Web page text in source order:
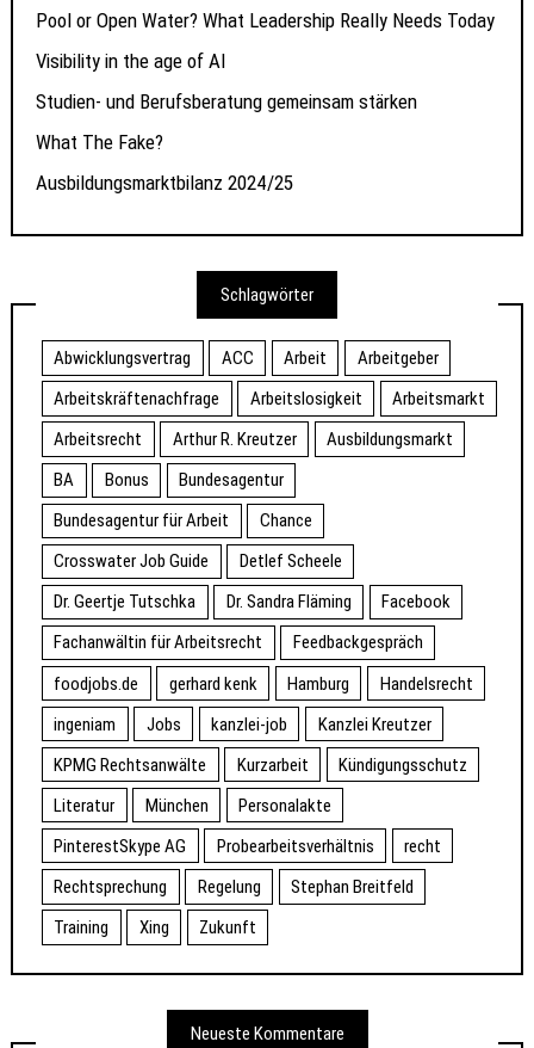
Pool or Open Water? What Leadership Really Needs Today
Visibility in the age of AI
Studien- und Berufsberatung gemeinsam stärken
What The Fake?
Ausbildungsmarktbilanz 2024/25
Schlagwörter
Abwicklungsvertrag ACC Arbeit
Arbeitgeber
Arbeitskräftenachfrage
Arbeitslosigkeit
Arbeitsmarkt
Arbeitsrecht
Arthur R. Kreutzer
Ausbildungsmarkt
BA
Bonus
Bundesagentur
Bundesagentur für Arbeit
Chance
Crosswater Job Guide
Detlef Scheele
Dr. Geertje Tutschka
Dr. Sandra Fläming
Facebook
Fachanwältin für Arbeitsrecht
Feedbackgespräch
foodjobs.de
gerhard kenk Hamburg
Handelsrecht
ingeniam
Jobs kanzlei-job
Kanzlei Kreutzer
KPMG Rechtsanwälte
Kurzarbeit
Kündigungsschutz
Literatur
München
Personalakte
PinterestSkype AG
Probearbeitsverhältnis
recht
Rechtsprechung
Regelung
Stephan Breitfeld
Training
Xing Zukunft
Neueste Kommentare